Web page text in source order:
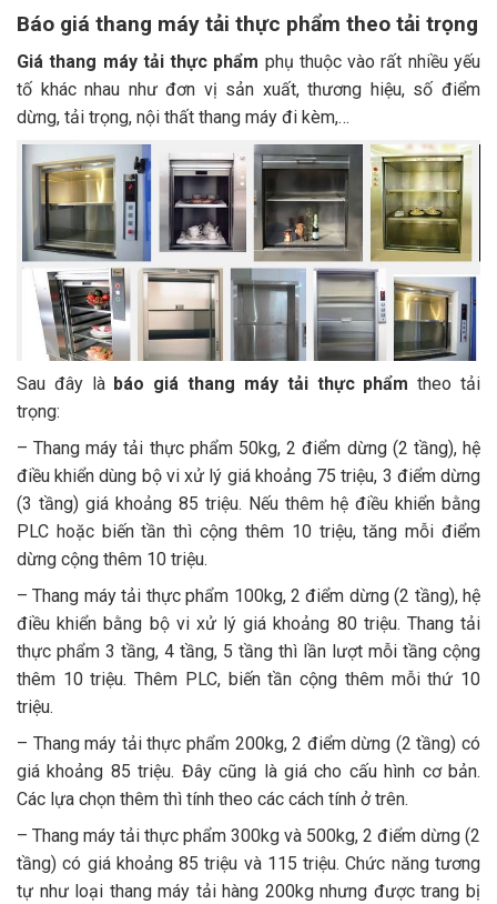
Báo giá thang máy tải thực phẩm theo tải trọng
Giá thang máy tải thực phẩm phụ thuộc vào rất nhiều yếu
tố khác nhau như đơn vị sản xuất, thương hiệu, số điểm
dừng, tải trọng, nội thất thang máy đi kèm,…
Sau đây là báo giá thang máy tải thực phẩm theo tải
trọng:
– Thang máy tải thực phẩm 50kg, 2 điểm dừng (2 tầng), hệ
điều khiển dùng bộ vi xử lý giá khoảng 75 triệu, 3 điểm dừng
(3 tầng) giá khoảng 85 triệu. Nếu thêm hệ điều khiển bằng
PLC hoặc biến tần thì cộng thêm 10 triệu, tăng mỗi điểm
dừng cộng thêm 10 triệu.
– Thang máy tải thực phẩm 100kg, 2 điểm dừng (2 tầng), hệ
điều khiển bằng bộ vi xử lý giá khoảng 80 triệu. Thang tải
thực phẩm 3 tầng, 4 tầng, 5 tầng thì lần lượt mỗi tầng cộng
thêm 10 triệu. Thêm PLC, biến tần cộng thêm mỗi thứ 10
triệu.
– Thang máy tải thực phẩm 200kg, 2 điểm dừng (2 tầng) có
giá khoảng 85 triệu. Đây cũng là giá cho cấu hình cơ bản.
Các lựa chọn thêm thì tính theo các cách tính ở trên.
– Thang máy tải thực phẩm 300kg và 500kg, 2 điểm dừng (2
tầng) có giá khoảng 85 triệu và 115 triệu. Chức năng tương
tự như loại thang máy tải hàng 200kg nhưng được trang bị